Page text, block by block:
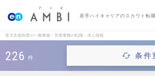
若手ハイキャリアのスカウト転職
育児支援制度の一般事務・営業事務の転職・求人情報
226 件 条件